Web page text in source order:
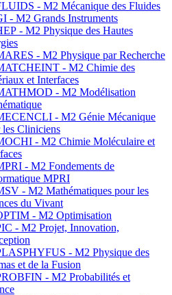
- M2 Mécanique des Fluides
- M2 Grands Instruments
- M2 Physique des Hautes
- M2 Physique par Recherche
- M2 Chimie des
et Interfaces
- M2 Modélisation
- M2 Génie Mécanique
les Cliniciens
- M2 Chimie Moléculaire et
- M2 Fondements de
MPRI
- M2 Mathématiques pour les
du Vivant
- M2 Optimisation
- M2 Projet, Innovation,
- M2 Physique des
et de la Fusion
- M2 Probabilités et